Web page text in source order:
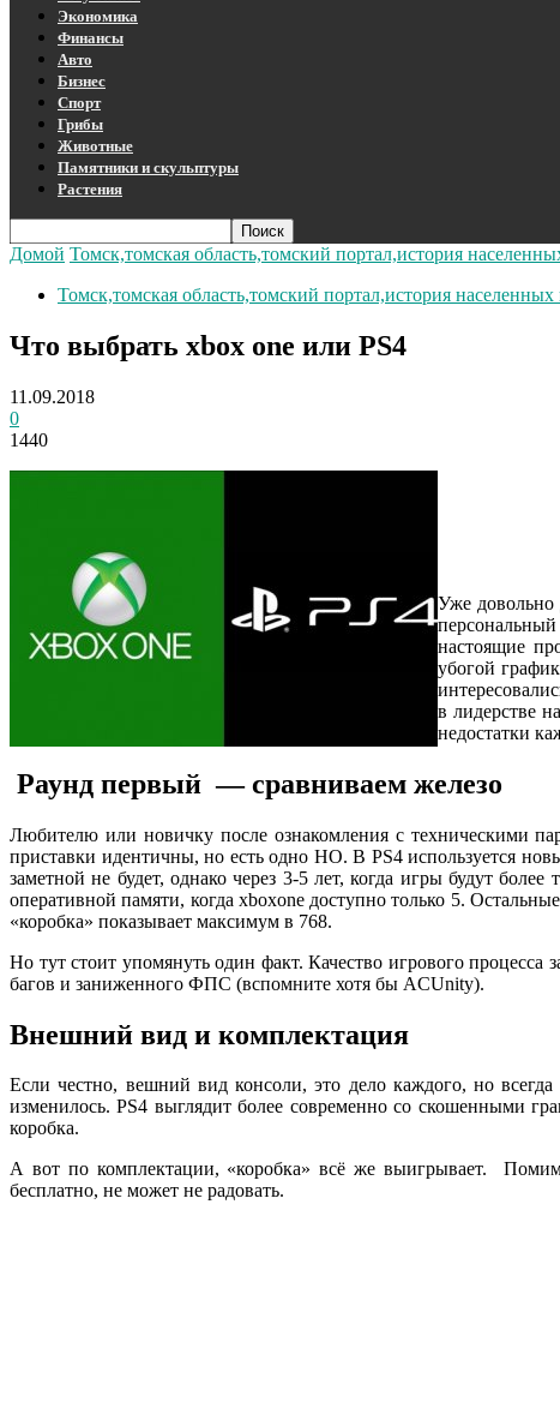
Экономика
Финансы
Авто
Бизнес
Спорт
Грибы
Животные
Памятники и скульптуры
Растения
Домой Томск,томская область,томский портал,история
Томск,томская область,томский портал,история населенных
Что выбрать xbox one или PS4
11.09.2018
0
1440
Уже довольно
настоящие
убогой
в лидерстве
недостатки
Раунд первый — сравниваем железо
Любителю или новичку после ознакомления с техническими
приставки идентичны, но есть одно НО. В PS4 используется
заметной не будет, однако через 3-5 лет, когда игры будут более
оперативной памяти, когда xboxone доступно только 5.
«коробка» показывает максимум в 768.
Но тут стоит упомянуть один факт. Качество игрового процесса
багов и заниженного ФПС (вспомните хотя бы ACUnity).
Внешний вид и комплектация
Если честно, вешний вид консоли, это дело каждого, но
изменилось. PS4 выглядит более современно со скошенными
коробка.
А вот по комплектации, «коробка» всё же выигрывает.
бесплатно, не может не радовать.